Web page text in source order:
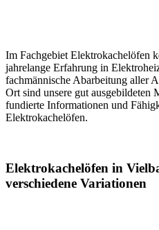
Im Fachgebiet Elektrokachelöfen
jahrelange Erfahrung in
fachmännische Abarbeitung aller
Ort sind unsere gut ausgebildeten
fundierte Informationen und
Elektrokachelöfen.
Elektrokachelöfen in
verschiedene Variationen